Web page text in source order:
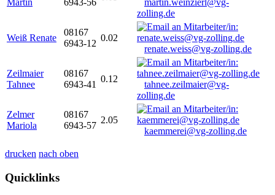
Martin
6943-56
martin.weinzierl@vg-
zolling.de
Weiß Renate
08167
6943-12
0.02
renate.weiss@vg-zolling.de
Zeilmaier
Tahnee
08167
6943-41
0.12
tahnee.zeilmaier@vg-
zolling.de
Zelmer
Mariola
08167
6943-57
2.05
kaemmerei@vg-zolling.de
drucken nach oben
Quicklinks